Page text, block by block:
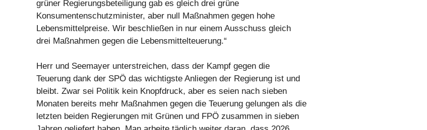
grüner Regierungsbeteiligung gab es gleich drei grüne
Konsumentenschutzminister, aber null Maßnahmen gegen hohe
Lebensmittelpreise. Wir beschließen in nur einem Ausschuss gleich
drei Maßnahmen gegen die Lebensmittelteuerung.“
Herr und Seemayer unterstreichen, dass der Kampf gegen die
Teuerung dank der SPÖ das wichtigste Anliegen der Regierung ist und
bleibt. Zwar sei Politik kein Knopfdruck, aber es seien nach sieben
Monaten bereits mehr Maßnahmen gegen die Teuerung gelungen als die
letzten beiden Regierungen mit Grünen und FPÖ zusammen in sieben